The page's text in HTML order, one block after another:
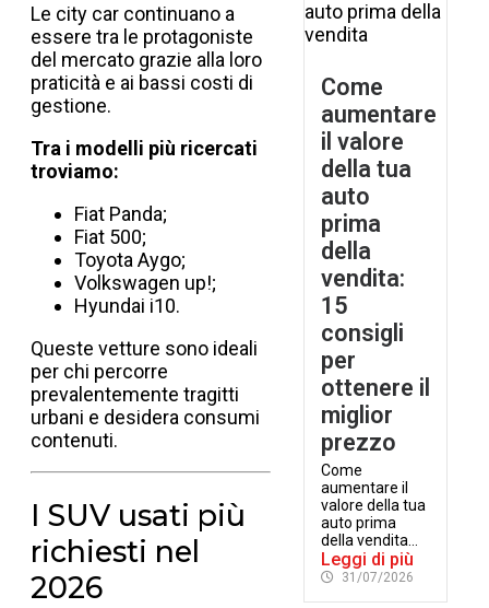
Le city car continuano a
essere tra le protagoniste
del mercato grazie alla loro
praticità e ai bassi costi di
gestione.
Tra i modelli più ricercati
troviamo:
Fiat Panda;
Fiat 500;
Toyota Aygo;
Volkswagen up!;
Hyundai i10.
Queste vetture sono ideali
per chi percorre
prevalentemente tragitti
urbani e desidera consumi
contenuti.
I SUV usati più
richiesti nel
2026
Come
aumentare
il valore
della tua
auto
prima
della
vendita:
15
consigli
per
ottenere il
miglior
prezzo
Come
aumentare il
valore della tua
auto prima
della vendita...
Leggi di più
31/07/2026